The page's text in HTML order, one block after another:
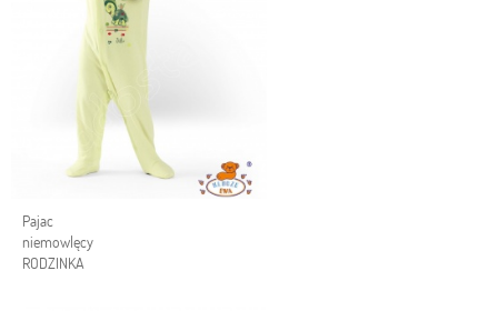
Pajac
niemowlęcy
RODZINKA